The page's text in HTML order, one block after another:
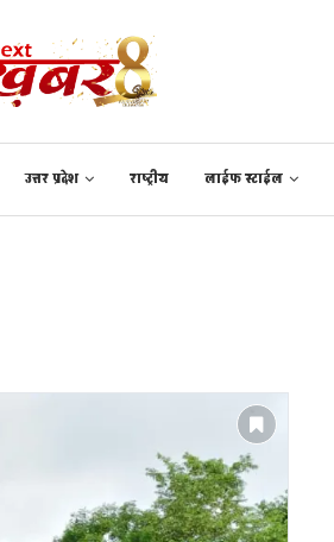
उत्तर प्रदेश राष्ट्रीय लाईफ स्टाईल